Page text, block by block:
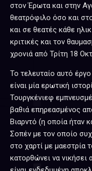
στον Έρωτα και στην
θεατρόφιλο όσο και
και σε θεατές κάθε
κριτικές και τον
χρονιά από Τρίτη 18
Το τελευταίο αυτό
είναι μία ερωτική
Τουργκένιεφ
βαθιά επηρεασμένος
Βιαρντό (η οποία ήταν
Σοπέν με τον οποίο
στο χαρτί με
κατορθώνει να νικήσει